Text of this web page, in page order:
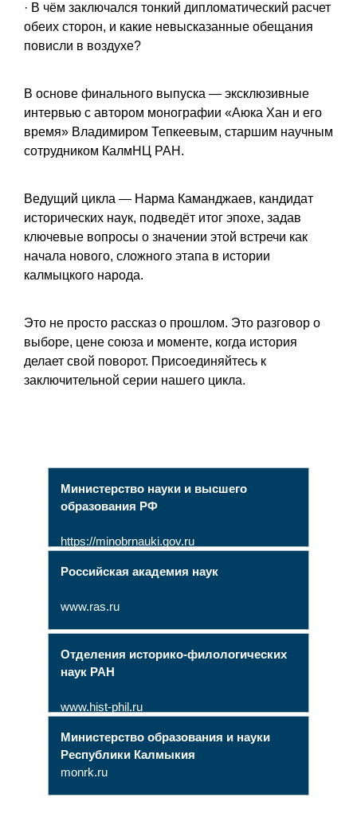
· В чём заключался тонкий дипломатический расчет
обеих сторон, и какие невысказанные обещания
повисли в воздухе?
В основе финального выпуска — эксклюзивные
интервью с автором монографии «Аюка Хан и его
время» Владимиром Тепкеевым, старшим научным
сотрудником КалмНЦ РАН.
Ведущий цикла — Нарма Каманджаев, кандидат
исторических наук, подведёт итог эпохе, задав
ключевые вопросы о значении этой встречи как
начала нового, сложного этапа в истории
калмыцкого народа.
Это не просто рассказ о прошлом. Это разговор о
выборе, цене союза и моменте, когда история
делает свой поворот. Присоединяйтесь к
заключительной серии нашего цикла.
Министерство науки и высшего
образования РФ
https://minobrnauki.gov.ru
Российская академия наук
www.ras.ru
Отделения историко-филологических
наук РАН
www.hist-phil.ru
Министерство образования и науки
Республики Калмыкия
monrk.ru